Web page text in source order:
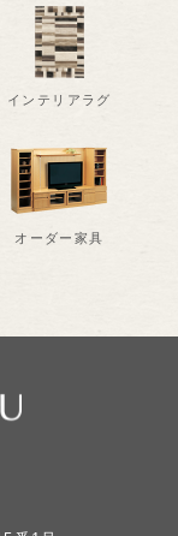
インテリアラグ
オーダー家具